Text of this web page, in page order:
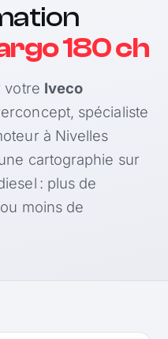
180 ch
votre Iveco
spécialiste
à Nivelles
cartographie sur
: plus de
moins de